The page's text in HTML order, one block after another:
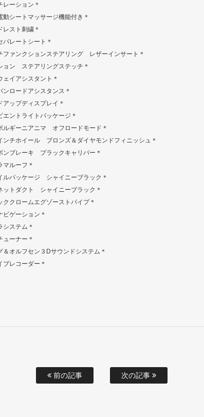
レーション＊
動シートマッサージ機能付き＊
レスト刺繍＊
パレートシート＊
ファンクションステアリング レザーインサート＊
ョン ステアリングステッチ＊
ェイアシスタント＊
ンロードアシスタンス＊
アップディスプレイ＊
エントライトパッケージ＊
ルギーニアニマ オフロードモード＊
ンチホイール ブロンズ＆ダイヤモンドフィニッシュ＊
ンブレーキ ブラックキャリパー＊
マルーフ＊
ルパッケージ シャイニーブラック＊
ットダクト シャイニーブラック＊
ククロームエグゾーストパイプ＊
ビゲーション＊
システム＊
ューナー＊
＆オルフセン３Dサウンドシステム＊
ブレコーダー＊
前の記事 次の記事